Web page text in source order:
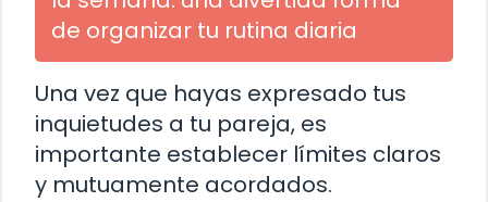
de organizar tu rutina diaria
Una vez que hayas expresado tus
inquietudes a tu pareja, es
importante establecer límites claros
y mutuamente acordados.